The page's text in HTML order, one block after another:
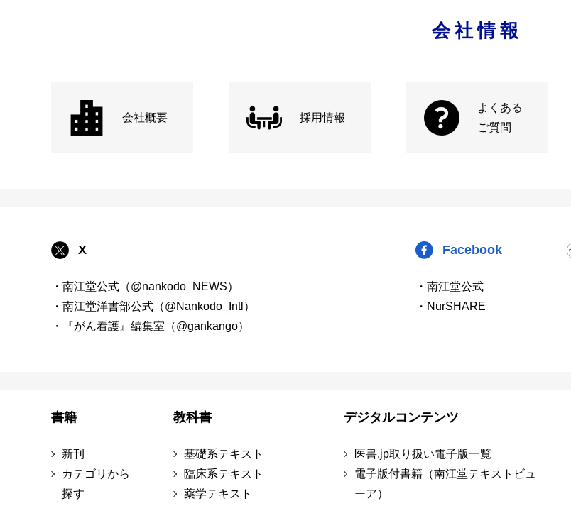
会社情報
会社概要 採用情報
よくある
ご質問
X
・南江堂公式（@nankodo_NEWS）
・南江堂洋書部公式（@Nankodo_Intl）
・『がん看護』編集室（@gankango）
Facebook
・南江堂公式
・NurSHARE
書籍
新刊
カテゴリから
探す
教科書
基礎系テキスト
臨床系テキスト
薬学テキスト
デジタルコンテンツ
医書.jp取り扱い電子版一覧
電子版付書籍（南江堂テキストビュ
ーア）